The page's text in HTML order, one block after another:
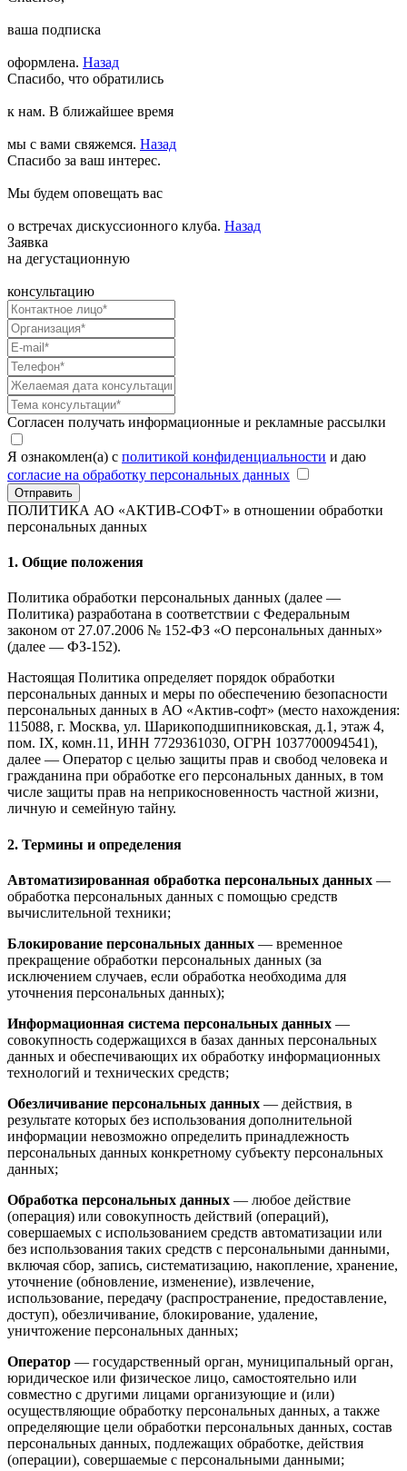
ваша подписка
оформлена. Назад
Спасибо, что обратились
к нам. В ближайшее время
мы с вами свяжемся. Назад
Спасибо за ваш интерес.
Мы будем оповещать вас
о встречах дискуссионного клуба. Назад
Заявка
на дегустационную
консультацию
Согласен получать информационные и рекламные рассылки
Я ознакомлен(а) с политикой конфиденциальности и даю
согласие на обработку персональных данных
Отправить
ПОЛИТИКА АО «АКТИВ-СОФТ» в отношении обработки
персональных данных
1. Общие положения
Политика обработки персональных данных (далее —
Политика) разработана в соответствии с Федеральным
законом от 27.07.2006 № 152-ФЗ «О персональных данных»
(далее — ФЗ-152).
Настоящая Политика определяет порядок обработки
персональных данных и меры по обеспечению безопасности
персональных данных в АО «Актив-софт» (место нахождения:
115088, г. Москва, ул. Шарикоподшипниковская, д.1, этаж 4,
пом. IX, комн.11, ИНН 7729361030, ОГРН 1037700094541),
далее — Оператор с целью защиты прав и свобод человека и
гражданина при обработке его персональных данных, в том
числе защиты прав на неприкосновенность частной жизни,
личную и семейную тайну.
2. Термины и определения
Автоматизированная обработка персональных данных —
обработка персональных данных с помощью средств
вычислительной техники;
Блокирование персональных данных — временное
прекращение обработки персональных данных (за
исключением случаев, если обработка необходима для
уточнения персональных данных);
Информационная система персональных данных —
совокупность содержащихся в базах данных персональных
данных и обеспечивающих их обработку информационных
технологий и технических средств;
Обезличивание персональных данных — действия, в
результате которых без использования дополнительной
информации невозможно определить принадлежность
персональных данных конкретному субъекту персональных
данных;
Обработка персональных данных — любое действие
(операция) или совокупность действий (операций),
совершаемых с использованием средств автоматизации или
без использования таких средств с персональными данными,
включая сбор, запись, систематизацию, накопление, хранение,
уточнение (обновление, изменение), извлечение,
использование, передачу (распространение, предоставление,
доступ), обезличивание, блокирование, удаление,
уничтожение персональных данных;
Оператор — государственный орган, муниципальный орган,
юридическое или физическое лицо, самостоятельно или
совместно с другими лицами организующие и (или)
осуществляющие обработку персональных данных, а также
определяющие цели обработки персональных данных, состав
персональных данных, подлежащих обработке, действия
(операции), совершаемые с персональными данными;